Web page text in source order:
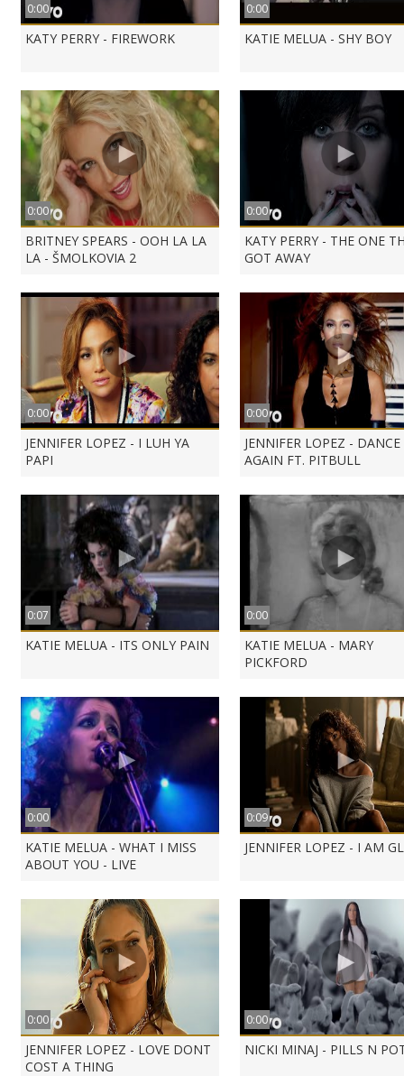
0:00
KATY PERRY - FIREWORK
0:00
KATIE MELUA - SHY BOY
0:00
BRITNEY SPEARS - OOH LA LA
LA - ŠMOLKOVIA 2
0:00
KATY PERRY - THE ONE
GOT AWAY
0:00
JENNIFER LOPEZ - I LUH YA
PAPI
0:00
JENNIFER LOPEZ - DANCE
AGAIN FT. PITBULL
0:07
KATIE MELUA - ITS ONLY PAIN
0:00
KATIE MELUA - MARY
PICKFORD
0:00
KATIE MELUA - WHAT I MISS
ABOUT YOU - LIVE
0:09
JENNIFER LOPEZ - I AM
0:00
JENNIFER LOPEZ - LOVE DONT
COST A THING
0:00
NICKI MINAJ - PILLS N